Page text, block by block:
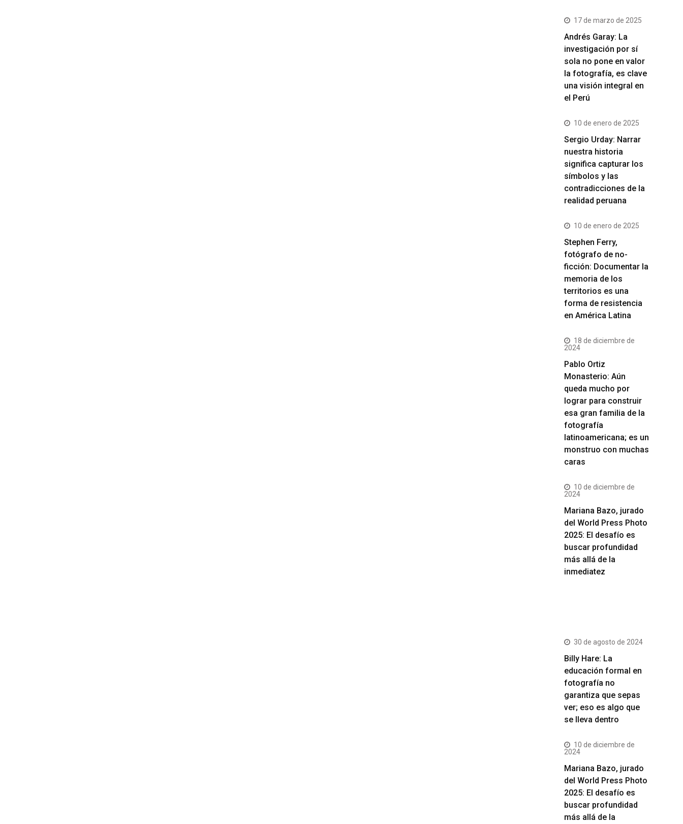
17 de marzo de 2025
Andrés Garay: La
investigación por sí
sola no pone en valor
la fotografía, es clave
una visión integral en
el Perú
10 de enero de 2025
Sergio Urday: Narrar
nuestra historia
significa capturar los
símbolos y las
contradicciones de la
realidad peruana
10 de enero de 2025
Stephen Ferry,
fotógrafo de no-
ficción: Documentar la
memoria de los
territorios es una
forma de resistencia
en América Latina
18 de diciembre de
2024
Pablo Ortiz
Monasterio: Aún
queda mucho por
lograr para construir
esa gran familia de la
fotografía
latinoamericana; es un
monstruo con muchas
caras
10 de diciembre de
2024
Mariana Bazo, jurado
del World Press Photo
2025: El desafío es
buscar profundidad
más allá de la
inmediatez
30 de agosto de 2024
Billy Hare: La
educación formal en
fotografía no
garantiza que sepas
ver; eso es algo que
se lleva dentro
10 de diciembre de
2024
Mariana Bazo, jurado
del World Press Photo
2025: El desafío es
buscar profundidad
más allá de la